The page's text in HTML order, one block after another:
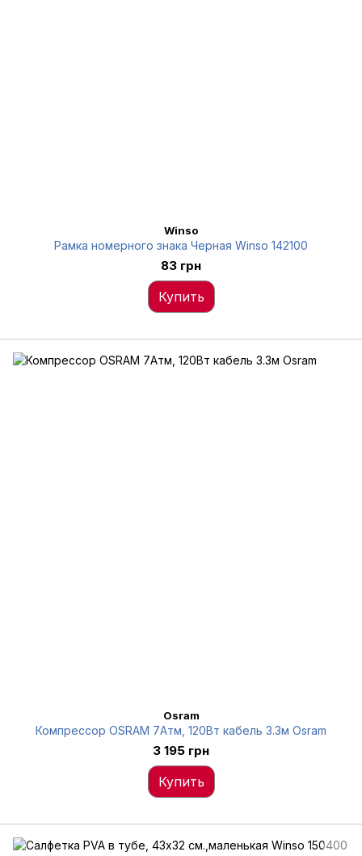
Winso
Рамка номерного знака Черная Winso 142100
83 грн
Купить
Osram
Компрессор OSRAM 7Атм, 120Вт кабель 3.3м Osram
3 195 грн
Купить